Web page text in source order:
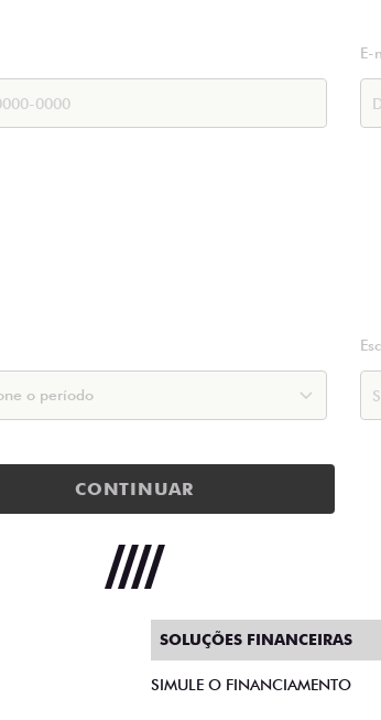
E-
CONTINUAR
SOLUÇÕES FINANCEIRAS
SIMULE O FINANCIAMENTO